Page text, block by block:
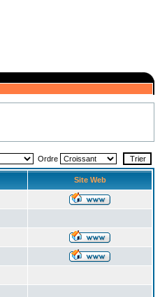
Ordre
Site Web